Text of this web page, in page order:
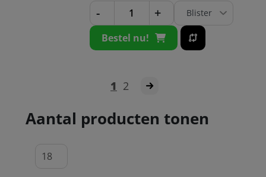
- +
Bestel nu!
1 2
Aantal producten tonen